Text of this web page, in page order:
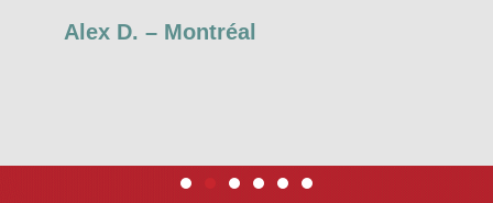
Alex D. – Montréal